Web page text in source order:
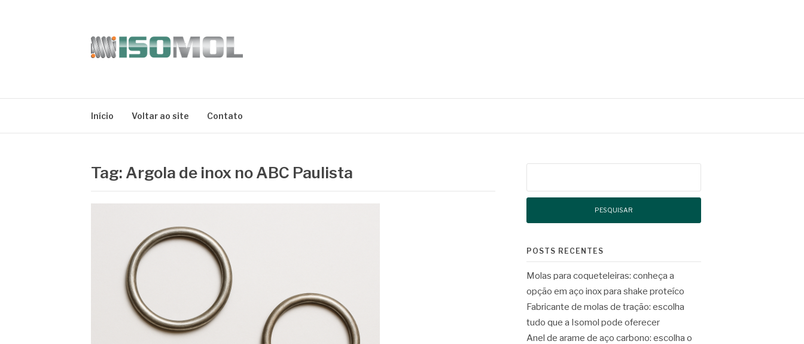
Início Voltar ao site Contato
Tag: Argola de inox no ABC Paulista
POSTS RECENTES
Molas para coqueteleiras: conheça a
opção em aço inox para shake proteíco
Fabricante de molas de tração: escolha
tudo que a Isomol pode oferecer
Anel de arame de aço carbono: escolha o